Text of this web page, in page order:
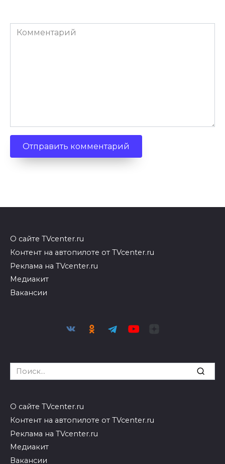
Комментарий
О сайте TVcenter.ru
Контент на автопилоте от TVcenter.ru
Реклама на TVcenter.ru
Медиакит
Вакансии
Search
for:
О сайте TVcenter.ru
Контент на автопилоте от TVcenter.ru
Реклама на TVcenter.ru
Медиакит
Вакансии